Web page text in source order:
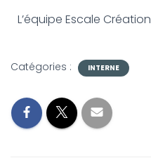
L’équipe Escale Création
Catégories : INTERNE